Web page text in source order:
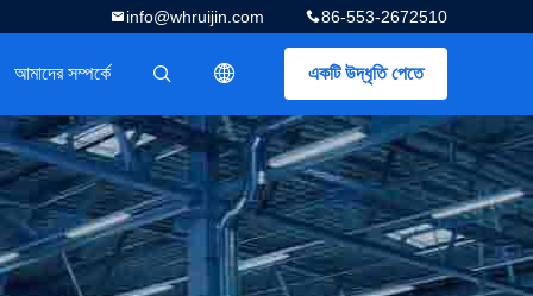
86-553-2672510
info@whruijin.com
একটি উদ্ধৃতি পেতে
描述
আমাদের সম্পর্কে